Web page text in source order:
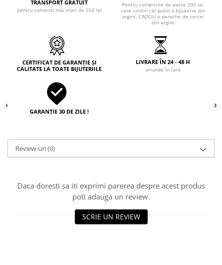
TRANSPORT GRATUIT
pentru comenzi mai mari de 350 lei
Pentru comenzile de peste 300 lei
care contin cel putin o bijuterie din
argint, CADOU o pereche de cercei
din argint
CERTIFICAT DE GARANȚIE ȘI
CALITATE LA TOATE BIJUTERIILE
LIVRARE ÎN 24 - 48 H
oriunde în țară
GARANȚIE 30 DE ZILE !
Review-uri(0)
Daca doresti sa iti exprimi parerea despre acest produs
poti adauga un review.
SCRIE UN REVIEW